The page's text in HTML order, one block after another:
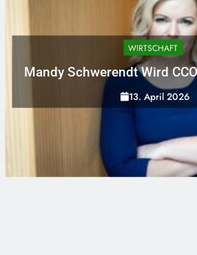
WIRTSCHAFT
Mandy Schwerendt Wird
13. April 2026